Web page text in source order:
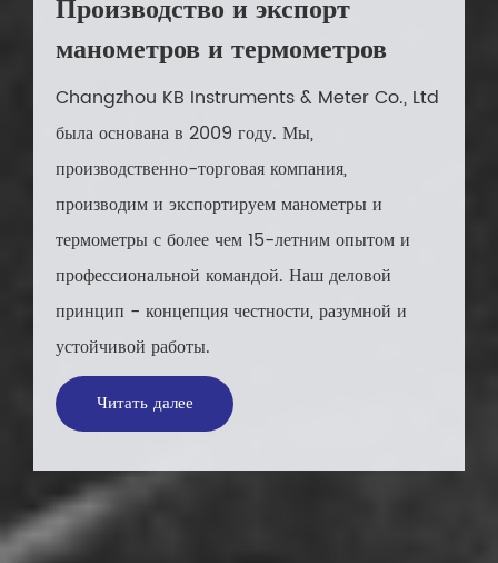
Производство и экспорт
манометров и термометров
Changzhou KB Instruments & Meter Co., Ltd
была основана в 2009 году. Мы,
производственно-торговая компания,
производим и экспортируем манометры и
термометры с более чем 15-летним опытом и
профессиональной командой. Наш деловой
принцип - концепция честности, разумной и
устойчивой работы.
Читать далее